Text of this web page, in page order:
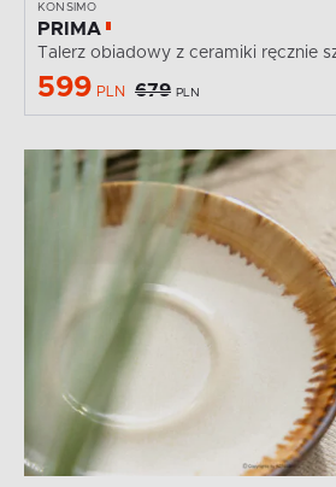
KONSIMO
PRIMA
Talerz obiadowy z ceramiki ręcznie
599 PLN 679 PLN